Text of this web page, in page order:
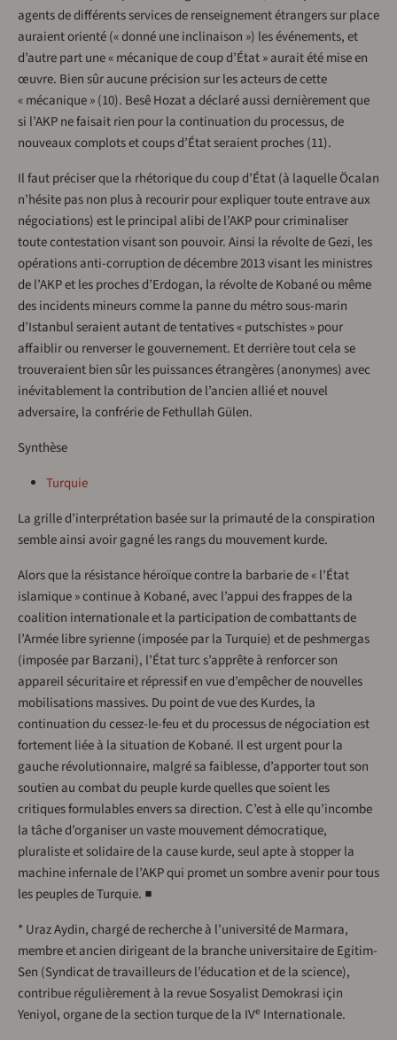
agents de différents services de renseignement étrangers sur place
auraient orienté (« donné une inclinaison ») les événements, et
d’autre part une « mécanique de coup d’État » aurait été mise en
œuvre. Bien sûr aucune précision sur les acteurs de cette
« mécanique » (10). Besê Hozat a déclaré aussi dernièrement que
si l’AKP ne faisait rien pour la continuation du processus, de
nouveaux complots et coups d’État seraient proches (11).
Il faut préciser que la rhétorique du coup d’État (à laquelle Öcalan
n’hésite pas non plus à recourir pour expliquer toute entrave aux
négociations) est le principal alibi de l’AKP pour criminaliser
toute contestation visant son pouvoir. Ainsi la révolte de Gezi, les
opérations anti-corruption de décembre 2013 visant les ministres
de l’AKP et les proches d’Erdogan, la révolte de Kobané ou même
des incidents mineurs comme la panne du métro sous-marin
d’Istanbul seraient autant de tentatives « putschistes » pour
affaiblir ou renverser le gouvernement. Et derrière tout cela se
trouveraient bien sûr les puissances étrangères (anonymes) avec
inévitablement la contribution de l’ancien allié et nouvel
adversaire, la confrérie de Fethullah Gülen.
Synthèse
Turquie
La grille d’interprétation basée sur la primauté de la conspiration
semble ainsi avoir gagné les rangs du mouvement kurde.
Alors que la résistance héroïque contre la barbarie de « l’État
islamique » continue à Kobané, avec l’appui des frappes de la
coalition internationale et la participation de combattants de
l’Armée libre syrienne (imposée par la Turquie) et de peshmergas
(imposée par Barzani), l’État turc s’apprête à renforcer son
appareil sécuritaire et répressif en vue d’empêcher de nouvelles
mobilisations massives. Du point de vue des Kurdes, la
continuation du cessez-le-feu et du processus de négociation est
fortement liée à la situation de Kobané. Il est urgent pour la
gauche révolutionnaire, malgré sa faiblesse, d’apporter tout son
soutien au combat du peuple kurde quelles que soient les
critiques formulables envers sa direction. C’est à elle qu’incombe
la tâche d’organiser un vaste mouvement démocratique,
pluraliste et solidaire de la cause kurde, seul apte à stopper la
machine infernale de l’AKP qui promet un sombre avenir pour tous
les peuples de Turquie. ■
* Uraz Aydin, chargé de recherche à l’université de Marmara,
membre et ancien dirigeant de la branche universitaire de Egitim-
Sen (Syndicat de travailleurs de l’éducation et de la science),
contribue régulièrement à la revue Sosyalist Demokrasi için
Yeniyol, organe de la section turque de la IVe Internationale.